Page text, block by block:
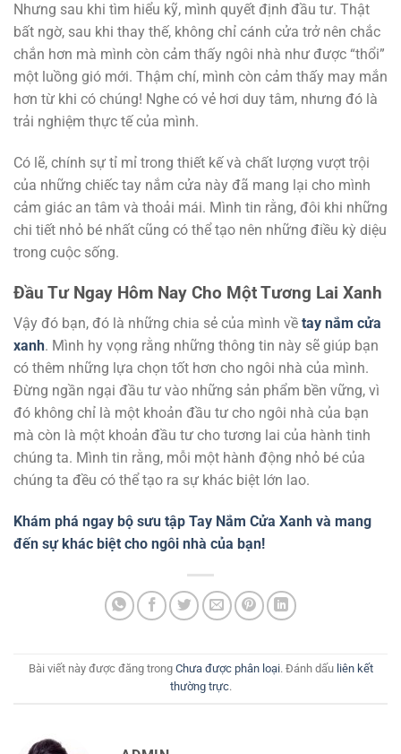
Nhưng sau khi tìm hiểu kỹ, mình quyết định đầu tư. Thật
bất ngờ, sau khi thay thế, không chỉ cánh cửa trở nên chắc
chắn hơn mà mình còn cảm thấy ngôi nhà như được “thổi”
một luồng gió mới. Thậm chí, mình còn cảm thấy may mắn
hơn từ khi có chúng! Nghe có vẻ hơi duy tâm, nhưng đó là
trải nghiệm thực tế của mình.
Có lẽ, chính sự tỉ mỉ trong thiết kế và chất lượng vượt trội
của những chiếc tay nắm cửa này đã mang lại cho mình
cảm giác an tâm và thoải mái. Mình tin rằng, đôi khi những
chi tiết nhỏ bé nhất cũng có thể tạo nên những điều kỳ diệu
trong cuộc sống.
Đầu Tư Ngay Hôm Nay Cho Một Tương Lai Xanh
Vậy đó bạn, đó là những chia sẻ của mình về tay nắm cửa
xanh. Mình hy vọng rằng những thông tin này sẽ giúp bạn
có thêm những lựa chọn tốt hơn cho ngôi nhà của mình.
Đừng ngần ngại đầu tư vào những sản phẩm bền vững, vì
đó không chỉ là một khoản đầu tư cho ngôi nhà của bạn
mà còn là một khoản đầu tư cho tương lai của hành tinh
chúng ta. Mình tin rằng, mỗi một hành động nhỏ bé của
chúng ta đều có thể tạo ra sự khác biệt lớn lao.
Khám phá ngay bộ sưu tập Tay Nắm Cửa Xanh và mang
đến sự khác biệt cho ngôi nhà của bạn!
Bài viết này được đăng trong Chưa được phân loại. Đánh dấu liên kết
thường trực.